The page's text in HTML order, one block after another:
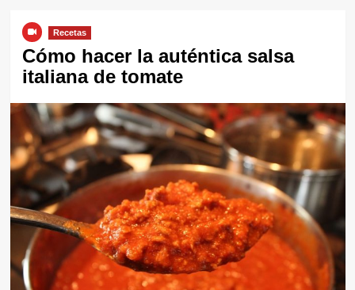
Recetas
Cómo hacer la auténtica salsa
italiana de tomate